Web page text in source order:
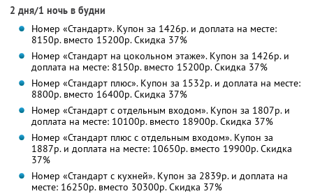
2 дня/1 ночь в будни
Номер «Стандарт». Купон за 1426р. и доплата на месте:
8150р. вместо 15200р. Скидка 37%
Номер «Стандарт на цокольном этаже». Купон за 1426р. и
доплата на месте: 8150р. вместо 15200р. Скидка 37%
Номер «Стандарт плюс». Купон за 1532р. и доплата на месте:
8800р. вместо 16400р. Скидка 37%
Номер «Стандарт с отдельным входом». Купон за 1807р. и
доплата на месте: 10100р. вместо 18900р. Скидка 37%
Номер «Стандарт плюс с отдельным входом». Купон за
1887р. и доплата на месте: 10650р. вместо 19900р. Скидка
37%
Номер «Стандарт с кухней». Купон за 2839р. и доплата на
месте: 16250р. вместо 30300р. Скидка 37%